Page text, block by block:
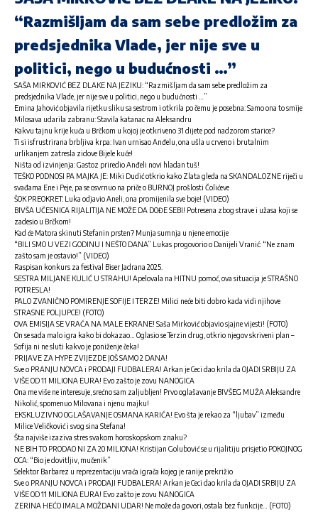
“Razmišljam da sam sebe predložim za
predsjednika Vlade, jer nije sve u
politici, nego u budućnosti …”
SAŠA MIRKOVIĆ BEZ DLAKE NA JEZIKU: “Razmišljam da sam sebe predložim za
predsjednika Vlade, jer nije sve u politici, nego u budućnosti …”
Emina Jahović objavila rijetku sliku sa sestrom i otkrila po čemu je posebna: Samo ona to smije
Milosava udarila zabranu: Stavila katanac na Aleksandru
Kakvu tajnu krije kuća u Brčkom u kojoj je otkriveno 31 dijete pod nadzorom starice?
Ti si isfrustrirana brbljiva krpa: Ivan urnisao Anđelu, ona ušla u crveno i brutalnim
urlikanjem zatresla zidove Bijele kuće!
Ništa od izvinjenja: Gastoz priredio Anđeli novi hladan tuš!
TEŠKO PODNOSI PA MAJKA JE: Miki Dudić otkrio kako Zlata gleda na SKANDALOZNE riječi u
svađama Ene i Peje, pa se osvrnuo na priče o BURNOJ prošlosti Čolićeve
ŠOK PREOKRET: Luka odjavio Aneli, ona promijenila sve boje! (VIDEO)
BIVŠA UČESNICA RIJALITIJA NE MOŽE DA DOĐE SEBI! Potresena zbog strave i užasa koji se
zadesio u Brčkom!
Kad će Matora skinuti Stefanin prsten? Munja sumnja u njene emocije
“BILI SMO U VEZI GODINU I NEŠTO DANA” Lukas progovorio o Danijeli Vranić: “Ne znam
zašto sam je ostavio!” (VIDEO)
Raspisan konkurs za festival Biser Jadrana 2025.
SESTRA MILJANE KULIĆ U STRAHU! Apelovala na HITNU pomoć, ova situacija je STRAŠNO
POTRESLA!
PALO ZVANIČNO POMIRENJE SOFIJE I TERZE! Milici neće biti dobro kada vidi njihove
STRASNE POLJUPCE! (FOTO)
OVA EMISIJA SE VRAĆA NA MALE EKRANE! Saša Mirković objavio sjajne vijesti! (FOTO)
On se sada malo igra kako bi dokazao… Oglasio se Terzin drug, otkrio njegov skriveni plan –
Sofija ni ne sluti kakvo je poniženje čeka!
PRIJAVE ZA HYPE ZVIJEZDE JOŠ SAMO 2 DANA!
Sve o PRANJU NOVCA i PRODAJI FUDBALERA! Arkan je Ceci dao krila da OJADI SRBIJU ZA
VIŠE OD 11 MILIONA EURA! Evo zašto je zovu NANOGICA
Ona me više ne interesuje, srećno sam zaljubljen! Prvo oglašavanje BIVŠEG MUŽA Aleksandre
Nikolić, spomenuo Milovana i njenu majku!
EKSKLUZIVNO OGLAŠAVANJE OSMANA KARIĆA! Evo šta je rekao za “ljubav” između
Milice Veličković i svog sina Stefana!
Šta najviše izaziva stres svakom horoskopskom znaku?
NE BIH TO PRODAO NI ZA 20 MILIONA! Kristijan Golubović se u rijalitiju prisjetio POKOJNOG
OCA: “Bio je dovitljiv, mučenik”
Selektor Barbarez u reprezentaciju vraća igrača kojeg je ranije prekrižio
Sve o PRANJU NOVCA i PRODAJI FUDBALERA! Arkan je Ceci dao krila da OJADI SRBIJU ZA
VIŠE OD 11 MILIONA EURA! Evo zašto je zovu NANOGICA
ZERINA HEĆO IMALA MOŽDANI UDAR! Ne može da govori, ostala bez funkcije… (FOTO)